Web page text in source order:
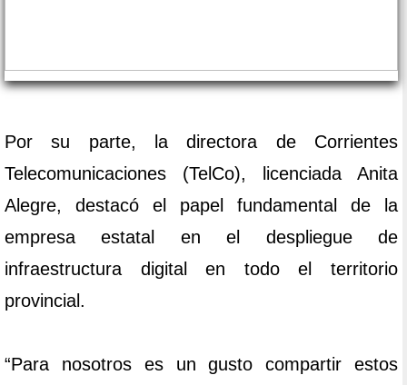
Por su parte, la directora de Corrientes
Telecomunicaciones (TelCo), licenciada Anita
Alegre, destacó el papel fundamental de la
empresa estatal en el despliegue de
infraestructura digital en todo el territorio
provincial.
“Para nosotros es un gusto compartir estos